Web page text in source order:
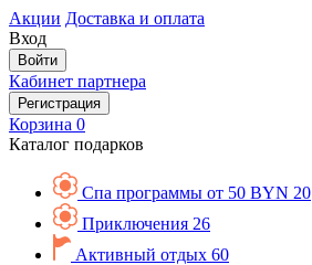
Акции Доставка и оплата
Вход
Войти
Кабинет партнера
Регистрация
Корзина 0
Каталог подарков
Спа программы от 50 BYN 20
Приключения 26
Активный отдых 60